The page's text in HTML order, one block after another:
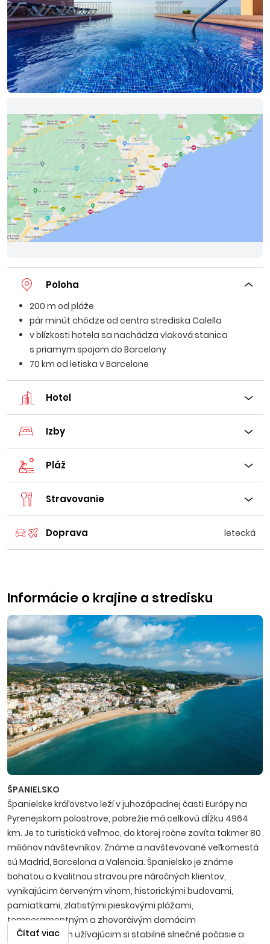
Poloha
200 m od pláže
pár minút chôdze od centra strediska Calella
v blízkosti hotela sa nachádza vlaková stanica
s priamym spojom do Barcelony
70 km od letiska v Barcelone
Hotel
Izby
Pláž
Stravovanie
Doprava letecká
Informácie o krajine a stredisku
ŠPANIELSKO
Španielske kráľovstvo leží v juhozápadnej časti Európy na
Pyrenejskom polostrove, pobrežie má celkovú dĺžku 4964
km. Je to turistická veľmoc, do ktorej ročne zavíta takmer 80
miliónov návštevníkov. Známe a navštevované veľkomestá
sú Madrid, Barcelona a Valencia. Španielsko je známe
bohatou a kvalitnou stravou pre náročných klientov,
vynikajúcim červeným vínom, historickými budovami,
pamiatkami, zlatistými pieskovými plážami,
temperamentným a zhovorčivým domácim
obyvateľstvom užívajúcim si stabilné slnečné počasie a
Čítať viac